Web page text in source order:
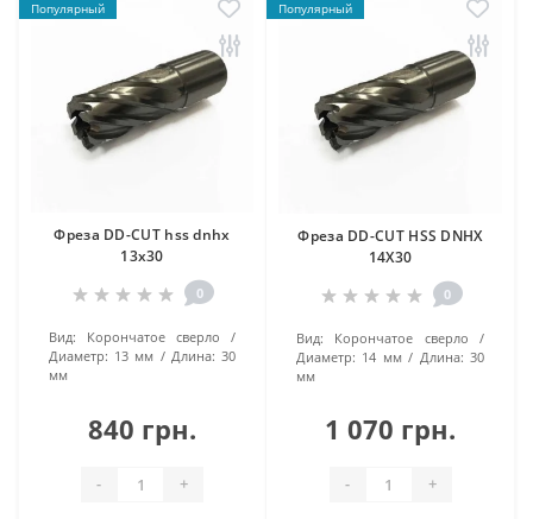
Популярный
Фреза DD-CUT hss dnhx
13х30
0
Вид:
Корончатое сверло
Диаметр: 13 мм Длина: 30
мм
840 грн.
- +
Популярный
Фреза DD-CUT HSS DNHX
14Х30
0
Вид:
Корончатое сверло
Диаметр: 14 мм Длина: 30
мм
1 070 грн.
- +